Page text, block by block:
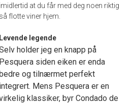
imidlertid at du får med deg noen riktig
så flotte viner hjem.
Levende legende
holder jeg en knapp på
Pesquera siden eiken er enda
og tilnærmet perfekt
integrert. Mens Pesquera er en
klassiker, byr Condado de